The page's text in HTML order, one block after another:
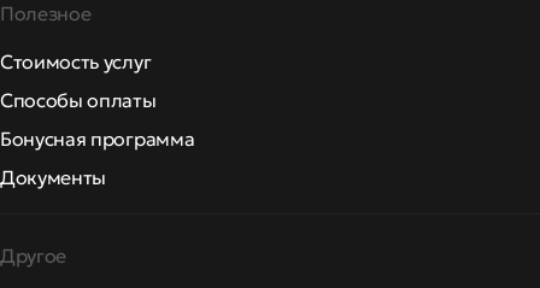
Полезное
Стоимость услуг
Способы оплаты
Бонусная программа
Документы
Другое